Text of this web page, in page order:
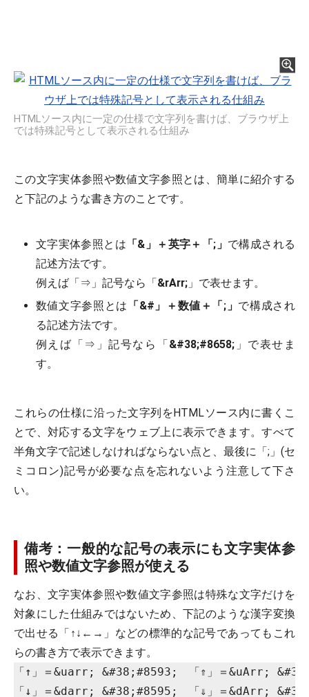
HTMLソース内に一定の仕様で文字列を書けば、ブラウザ上
では特殊記号として表示される仕組み
この文字実体参照や数値文字参照とは、簡単に紹介する
と下記のような書き方のことです。
文字実体参照とは 「&」＋英字＋「;」 で構成される
記述方法です。
例えば「⇒」記号なら「&rArr;」で表せます。
数値文字参照とは 「&#」＋数値＋「;」 で構成され
る記述方法です。
例えば「⇒」記号なら「&#38;#8658; 」で表せま
す。
これらの仕様に沿った文字列をHTMLソース内に書くこ
とで、対応する文字をウェブ上に表示できます。すべて
半角文字で記述しなければならない点と、最後に「;」(セ
ミコロン)記号が必要な点を忘れないよう注意して下さ
い。
備考：一般的な記号の表示にも文字実体参
照や数値文字参照が使える
なお、文字実体参照や数値文字参照は特殊な文字だけを
対象にした仕組みではないため、下記のような漢字変換
で出せる「↑↓←→」などの標準的な記号であってもこれ
らの書き方で表示できます。
「↑」＝&uarr; &#38;#8593;　「⇑」＝&uArr;
「↓」＝&darr; &#38;#8595;　「⇓」＝&dArr;